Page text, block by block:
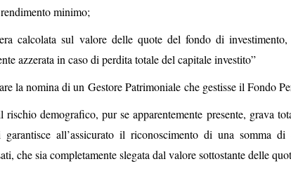
minimo;
calcolata sul valore delle quote del fondo di
azzerata in caso di perdita totale del capitale investito”
la nomina di un Gestore Patrimoniale che gestisse il Fondo
demografico, pur se apparentemente presente, grava
garantisce all’assicurato il riconoscimento di una somma
che sia completamente slegata dal valore sottostante delle